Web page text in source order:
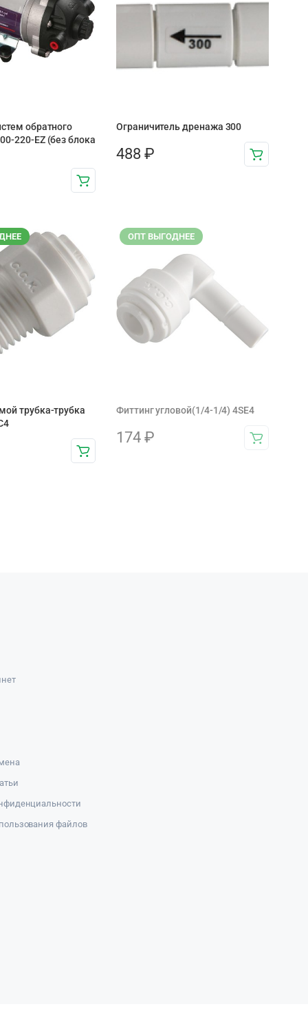
обратного
220-EZ (без блока
Ограничитель дренажа 300
488 ₽
трубка-трубка
ОПТ ВЫГОДНЕЕ
Фиттинг угловой(1/4-1/4) 4SE4
174 ₽
файлов